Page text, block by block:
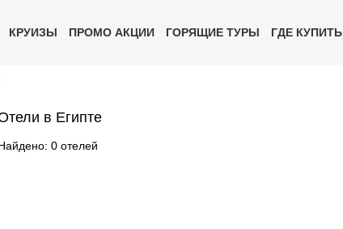
КРУИЗЫ ПРОМО АКЦИИ ГОРЯЩИЕ ТУРЫ ГДЕ КУПИТЬ
в Египте
0 отелей